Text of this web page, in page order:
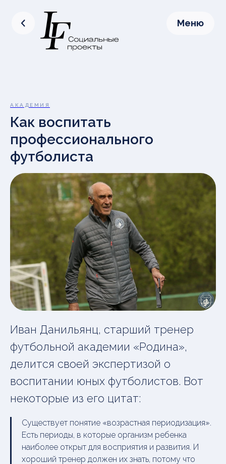
АКАДЕМИЯ
Как воспитать
профессионального
футболиста
Иван Данильянц, старший тренер
футбольной академии «Родина»,
делится своей экспертизой о
воспитании юных футболистов. Вот
некоторые из его цитат:
Существует понятие «возрастная периодизация».
Есть периоды, в которые организм ребенка
наиболее открыт для восприятия и развития. И
хороший тренер должен их знать, потому что